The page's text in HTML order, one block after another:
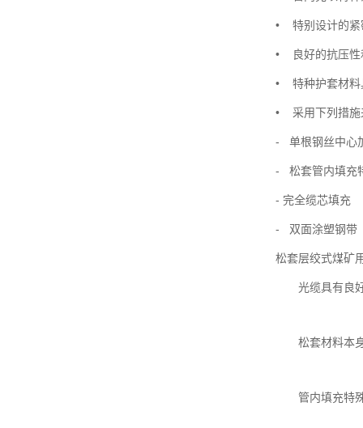
• 特别设计的紧
• 良好的抗压性
• 特种护套材料
• 采用下列措施
- 单根钢丝中心
- 松套管内填充
- 完全缆芯填充
- 双面涂塑钢带
松套层绞式煤矿
光缆具有良好
松套材料本身
管内填充特殊